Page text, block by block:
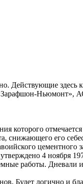
Действующие
«Зарафшон-
которого
его
цементного
4 ноября
работы. Дневали и
Будет логично и